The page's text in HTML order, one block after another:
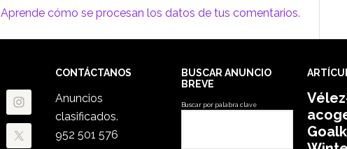
Aprende cómo se procesan los datos de tus comentarios.
CONTÁCTANOS
Anuncios
clasificados.
952 501 576
BUSCAR ANUNCIO
BREVE
Buscar por palabra clave